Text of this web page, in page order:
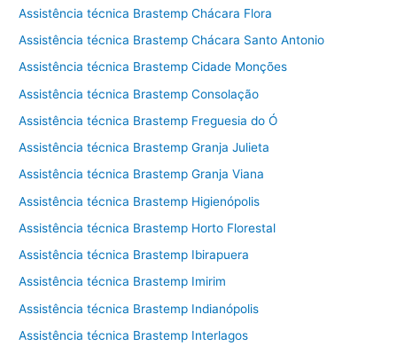
Assistência técnica Brastemp Chácara Flora
Assistência técnica Brastemp Chácara Santo Antonio
Assistência técnica Brastemp Cidade Monções
Assistência técnica Brastemp Consolação
Assistência técnica Brastemp Freguesia do Ó
Assistência técnica Brastemp Granja Julieta
Assistência técnica Brastemp Granja Viana
Assistência técnica Brastemp Higienópolis
Assistência técnica Brastemp Horto Florestal
Assistência técnica Brastemp Ibirapuera
Assistência técnica Brastemp Imirim
Assistência técnica Brastemp Indianópolis
Assistência técnica Brastemp Interlagos